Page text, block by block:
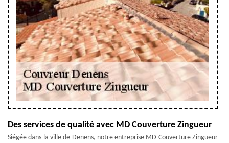
Des services de qualité avec MD Couverture Zingueur
Siégée dans la ville de Denens, notre entreprise MD Couverture Zingueur